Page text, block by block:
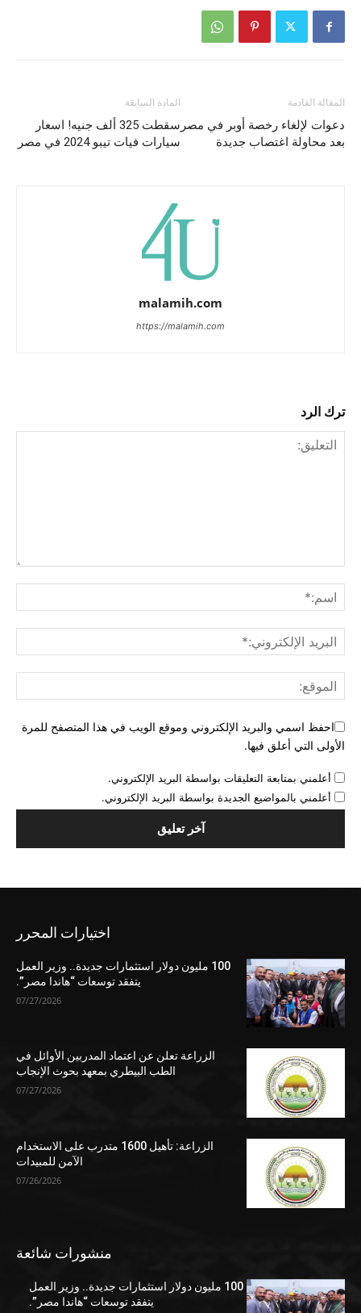
المادة السابقة
سقطت 325 ألف جنيه! اسعار
سيارات فيات تيبو 2024 في مصر
المقالة القادمة
دعوات لإلغاء رخصة أوبر في مصر
بعد محاولة اغتصاب جديدة
malamih.com
https://malamih.com
ترك الرد
احفظ اسمي والبريد الإلكتروني وموقع الويب في هذا المتصفح للمرة
الأولى التي أعلق فيها.
أعلمني بمتابعة التعليقات بواسطة البريد الإلكتروني.
أعلمني بالمواضيع الجديدة بواسطة البريد الإلكتروني.
اختيارات المحرر
100 مليون دولار استثمارات جديدة.. وزير العمل
يتفقد توسعات “هاندا مصر”.
07/27/2026
الزراعة تعلن عن اعتماد المدربين الأوائل في
الطب البيطري بمعهد بحوث الإنجاب
07/27/2026
الزراعة: تأهيل 1600 متدرب على الاستخدام
الآمن للمبيدات
07/26/2026
منشورات شائعة
100 مليون دولار استثمارات جديدة.. وزير العمل
يتفقد توسعات “هاندا مصر”.